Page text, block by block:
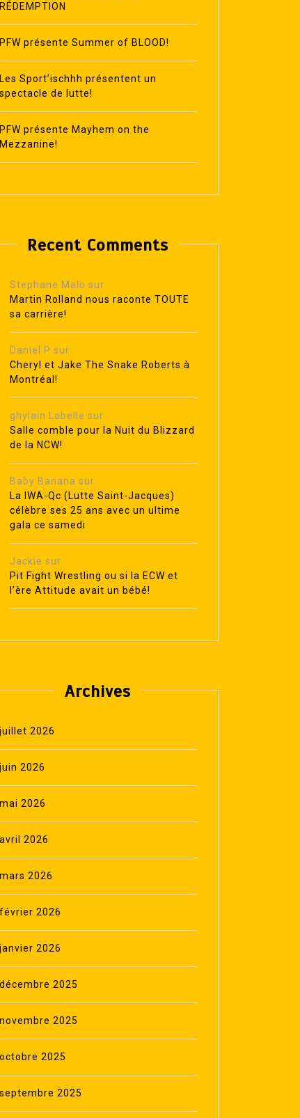
RÉDEMPTION
PFW présente Summer of BLOOD!
Les Sport’ischhh présentent un
spectacle de lutte!
PFW présente Mayhem on the
Mezzanine!
Recent Comments
Stephane Malo sur
Martin Rolland nous raconte TOUTE
sa carrière!
Daniel P sur
Cheryl et Jake The Snake Roberts à
Montréal!
ghylain Labelle sur
Salle comble pour la Nuit du Blizzard
de la NCW!
Baby Banana sur
La IWA-Qc (Lutte Saint-Jacques)
célèbre ses 25 ans avec un ultime
gala ce samedi
Jackie sur
Pit Fight Wrestling ou si la ECW et
l’ère Attitude avait un bébé!
Archives
juillet 2026
juin 2026
mai 2026
avril 2026
mars 2026
février 2026
janvier 2026
décembre 2025
novembre 2025
octobre 2025
septembre 2025